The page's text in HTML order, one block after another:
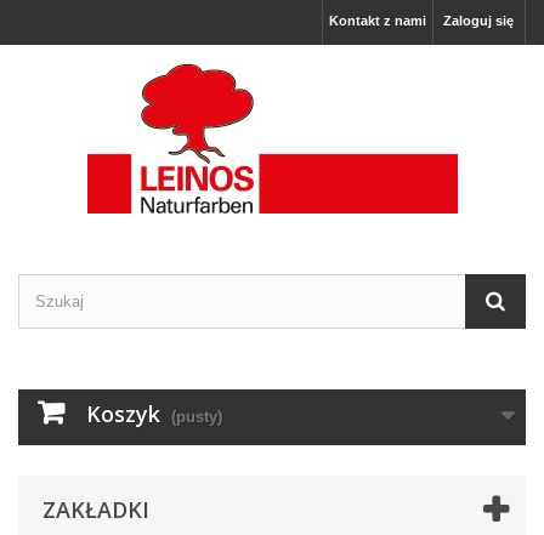
Zaloguj się
Kontakt z nami
Koszyk (pusty)
ZAKŁADKI